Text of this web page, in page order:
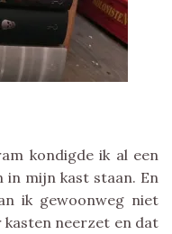
kondigde ik al een
in mijn kast staan. En
ik gewoonweg niet
kasten neerzet en dat